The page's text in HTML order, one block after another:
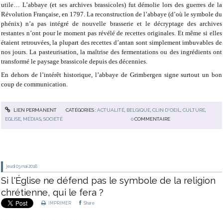
utile… L’abbaye (et ses archives brassicoles) fut démolie lors des guerres de la
Révolution Française, en 1797. La reconstruction de l’abbaye (d’où le symbole du
phénix) n’a pas intégré de nouvelle brasserie et le décryptage des archives
restantes n’ont pour le moment pas révélé de recettes originales. Et même si elles
étaient retrouvées, la plupart des recettes d’antan sont simplement imbuvables de
nos jours. La pasteurisation, la maîtrise des fermentations ou des ingrédients ont
transformé le paysage brassicole depuis des décennies.
En dehors de l’intérêt historique, l’abbaye de Grimbergen signe surtout un bon
coup de communication.
LIEN PERMANENT CATÉGORIES :ACTUALITÉ, BELGIQUE, CLIN D'OEIL CULTURE,
EGLISE MÉDIAS ,SOCIÉTÉ 0 COMMENTAIRE
jeudi 03 mai 2018
Si l'Église ne défend pas le symbole de la religion
chrétienne, qui le fera ?
IMPRIMER Share